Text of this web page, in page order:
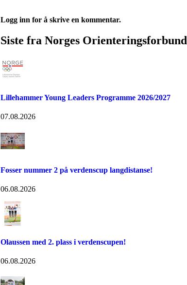
Logg inn for å skrive en kommentar.
Siste fra Norges Orienteringsforbund
Lillehammer Young Leaders Programme 2026/2027
07.08.2026
Fosser nummer 2 på verdenscup langdistanse!
06.08.2026
Olaussen med 2. plass i verdenscupen!
06.08.2026